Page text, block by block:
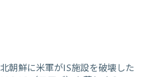
北朝鮮に米軍がIS施設を破壊した